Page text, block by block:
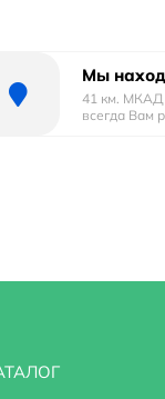
Мы
41 км. МКАД
всегда Вам